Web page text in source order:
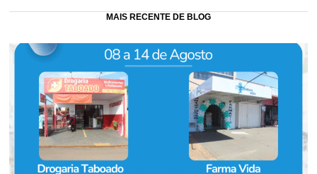
MAIS RECENTE DE BLOG